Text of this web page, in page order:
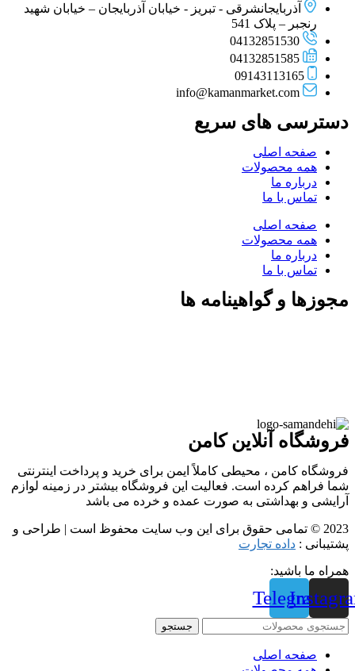
آذربایجانشرقی - تبریز - خیابان آذربایجان – خیابان شهید
رنجبر – پلاک 541
04132851530
04132851585
09143113165
info@kamanmarket.com
دسترسی های سریع
صفحه اصلی
همه محصولات
درباره ما
تماس با ما
صفحه اصلی
همه محصولات
درباره ما
تماس با ما
مجوزها و گواهینامه ها
فروشگاه آنلاین کامن
فروشگاه کامن ، محیطی کاملاً ایمن برای خرید و پرداخت اینترنتی
شما فراهم کرده است. فعالیت این فروشگاه بیشتر در زمینه لوازم
آرایشی و بهداشتی به صورت عمده و خرده می باشد
2023 © تمامی حقوق برای این وب سایت محفوظ است | طراحی و
پشتیبانی : داده تجارت
همراه ما باشید:
Telegram
جستجو
صفحه اصلی